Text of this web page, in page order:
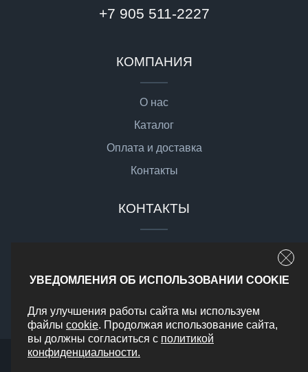
+7 905 511-2227
КОМПАНИЯ
О нас
Каталог
Оплата и доставка
Контакты
КОНТАКТЫ
Доставка по РФ
УВЕДОМЛЕНИЯ ОБ ИСПОЛЬЗОВАНИИ COOKIE
Для улучшения работы сайта мы используем
файлы cookie. Продолжая использование сайта,
вы должны согласиться с политикой
конфиденциальности.